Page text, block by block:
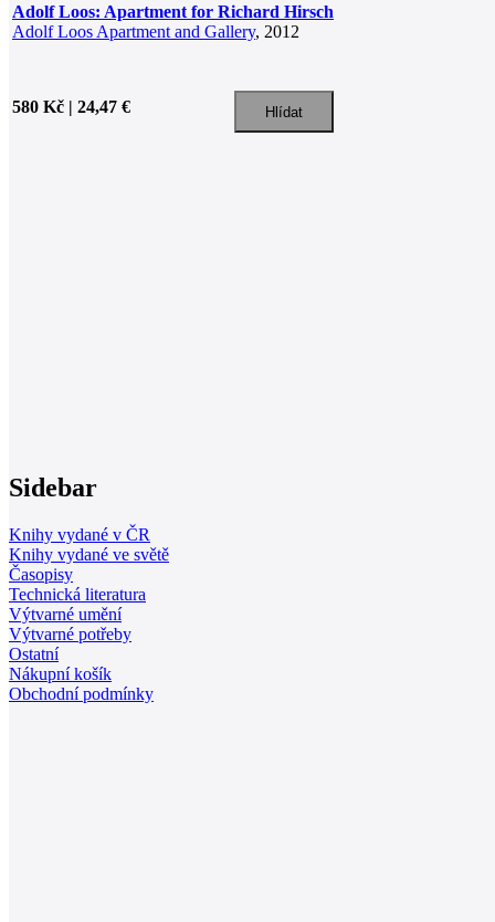
Adolf Loos: Apartment for Richard Hirsch
Adolf Loos Apartment and Gallery, 2012
580 Kč | 24,47 €
Sidebar
Knihy vydané v ČR
Knihy vydané ve světě
Časopisy
Technická literatura
Výtvarné umění
Výtvarné potřeby
Ostatní
Nákupní košík
Obchodní podmínky